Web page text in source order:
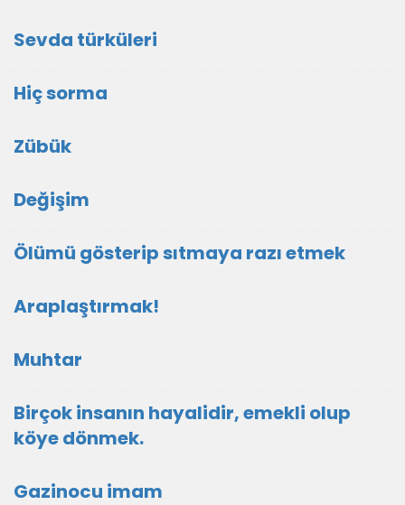
Sevda türküleri
Hiç sorma
Zübük
Değişim
Ölümü gösterip sıtmaya razı etmek
Araplaştırmak!
Muhtar
Birçok insanın hayalidir, emekli olup
köye dönmek.
Gazinocu imam